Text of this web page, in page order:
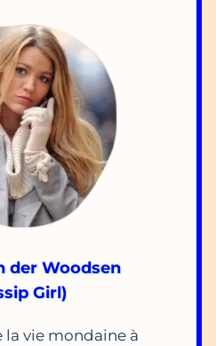
der Woodsen
Girl)
la vie mondaine à